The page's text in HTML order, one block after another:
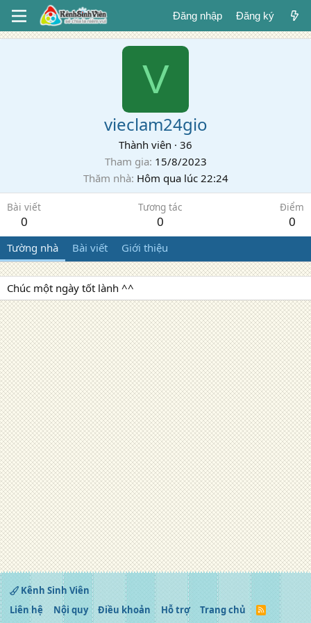
Đăng nhập Đăng ký
V
vieclam24gio
Thành viên · 36
Tham gia 15/8/2023
Thăm nhà Hôm qua lúc 22:24
Bài viết
0
Tương tác
0
Điểm
0
Tường nhà Bài viết Giới thiệu
Chúc một ngày tốt lành ^^
Kênh Sinh Viên
Liên hệ
Nội quy Điều khoản Hỗ trợ Trang chủ
R